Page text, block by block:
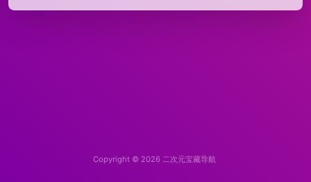
Copyright © 2026 二次元宝藏导航